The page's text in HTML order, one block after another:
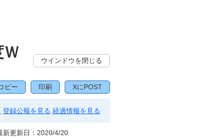
ウインドウを閉じる
ピー 印刷 XにPOST
登録公報を見る 経過情報を見る
更新日： 2020/4/20